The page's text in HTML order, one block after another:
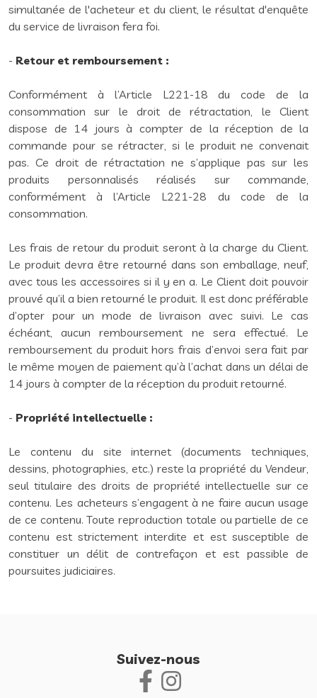
simultanée de l'acheteur et du client, le résultat d'enquête
du service de livraison fera foi.
- Retour et remboursement :
Conformément à l’Article L221-18 du code de la
consommation sur le droit de rétractation, le Client
dispose de 14 jours à compter de la réception de la
commande pour se rétracter, si le produit ne convenait
pas. Ce droit de rétractation ne s’applique pas sur les
produits personnalisés réalisés sur commande,
conformément à l’Article L221-28 du code de la
consommation.
Les frais de retour du produit seront à la charge du Client.
Le produit devra être retourné dans son emballage, neuf,
avec tous les accessoires si il y en a. Le Client doit pouvoir
prouvé qu’il a bien retourné le produit. Il est donc préférable
d’opter pour un mode de livraison avec suivi. Le cas
échéant, aucun remboursement ne sera effectué. Le
remboursement du produit hors frais d’envoi sera fait par
le même moyen de paiement qu’à l’achat dans un délai de
14 jours à compter de la réception du produit retourné.
- Propriété intellectuelle :
Le contenu du site internet (documents techniques,
dessins, photographies, etc.) reste la propriété du Vendeur,
seul titulaire des droits de propriété intellectuelle sur ce
contenu. Les acheteurs s’engagent à ne faire aucun usage
de ce contenu. Toute reproduction totale ou partielle de ce
contenu est strictement interdite et est susceptible de
constituer un délit de contrefaçon et est passible de
poursuites judiciaires.
Suivez-nous